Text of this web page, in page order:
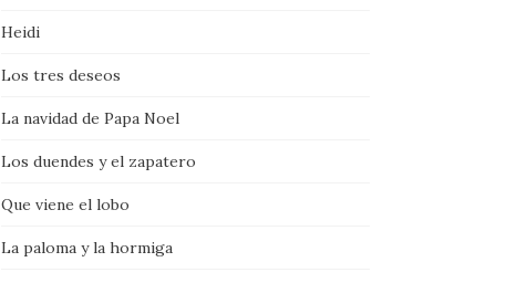
Heidi
Los tres deseos
La navidad de Papa Noel
Los duendes y el zapatero
Que viene el lobo
La paloma y la hormiga